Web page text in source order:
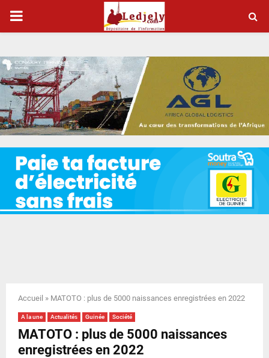
P
I
M
A
R
Y
N
U
Accueil » MATOTO : plus de 5000 naissances enregistrées en 2022
A la une Actualités Guinée Société
MATOTO : plus de 5000 naissances
enregistrées en 2022